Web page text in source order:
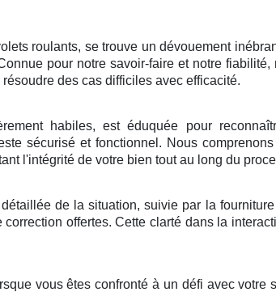
roulants, se trouve un dévouement
pour notre savoir-faire et notre
des cas difficiles avec efficacité.
habiles, est éduquée pour
sécurisé et fonctionnel. Nous
l'intégrité de votre bien tout au long du
de la situation, suivie par la
offertes. Cette clarté dans la
vous êtes confronté à un défi avec